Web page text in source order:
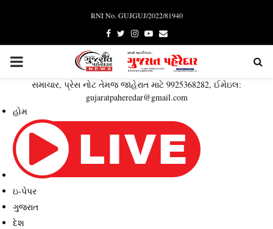
RNI No. GUJGUJ/2022/81940
Facebook
TwitterInstagram
YoutubeEmail
PRIMARY
MENU
સમાચાર, પ્રેસ નોટ તેમજ જાહેરાત માટે 9925368282, ઈમેઇલ:
gujaratpaheredar@gmail.com
હોમ
ઇ-પેપર
ગુજરાત
દેશ